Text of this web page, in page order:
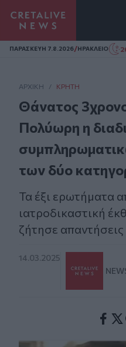
Homepage
ΠΑΡΑΣΚΕΥΗ 7.8.2026/ΗΡΑΚΛΕΙΟ
ΑΡΧΙΚΗ / ΚΡΉΤΗ
Θάνατος
Πολύωρη η
των δύο
Τα έξι ερωτήματα
ιατροδικαστική
ζήτησε απαντήσεις
14.03.2025